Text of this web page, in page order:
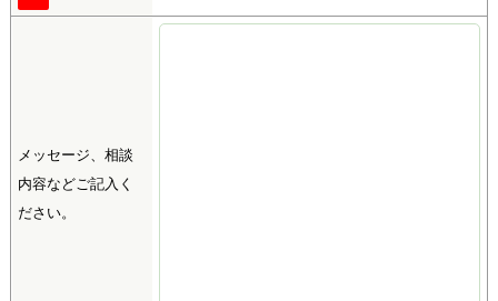
メッセージ、相談
内容などご記入く
ださい。